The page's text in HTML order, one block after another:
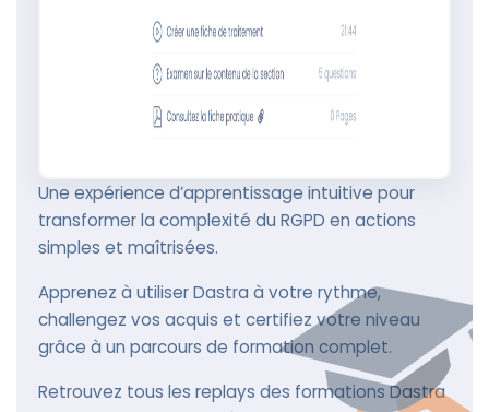
Une expérience d’apprentissage intuitive pour
transformer la complexité du RGPD en actions
simples et maîtrisées.
Apprenez à utiliser Dastra à votre rythme,
challengez vos acquis et certifiez votre niveau
grâce à un parcours de formation complet.
Retrouvez tous les replays des formations Dastra